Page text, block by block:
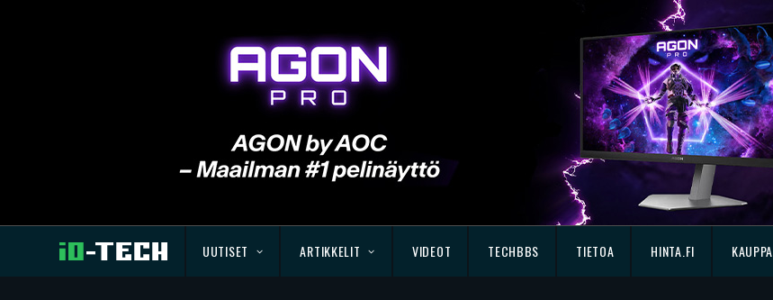
UUTISET ARTIKKELIT VIDEOT TECHBBS TIETOA HINTA.FI KAUPPA